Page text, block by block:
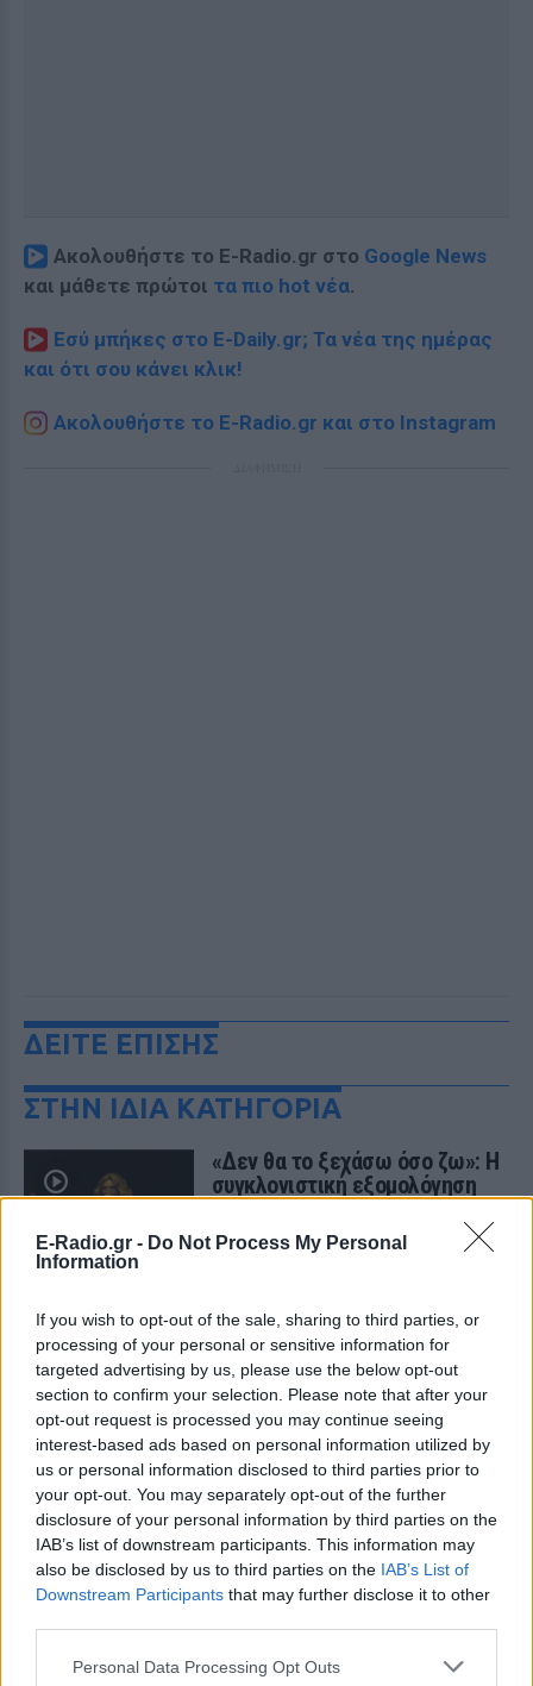
E-Radio.gr - Do Not Process My Personal
Information
If you wish to opt-out of the sale, sharing to third parties, or
processing of your personal or sensitive information for
targeted advertising by us, please use the below opt-out
section to confirm your selection. Please note that after your
opt-out request is processed you may continue seeing
interest-based ads based on personal information utilized by
us or personal information disclosed to third parties prior to
your opt-out. You may separately opt-out of the further
disclosure of your personal information by third parties on the
IAB’s list of downstream participants. This information may
also be disclosed by us to third parties on the IAB’s List of
Downstream Participants that may further disclose it to other
Personal Data Processing Opt Outs
Ακολουθήστε το E-Radio.gr στο Google News
και μάθετε πρώτοι τα πιο hot νέα.
Εσύ μπήκες στο E-Daily.gr; Τα νέα της ημέρας
και ότι σου κάνει κλικ!
Ακολουθήστε το E-Radio.gr και στο Instagram
ΔΕΙΤΕ ΕΠΙΣΗΣ
ΣΤΗΝ ΙΔΙΑ ΚΑΤΗΓΟΡΙΑ
«Δεν θα το ξεχάσω όσο ζω»: Η
συγκλονιστική εξομολόγηση
της Αγγελικής Ηλιάδη για τη
στιγμή που είδε τον Ιησού
το Instagram μια εμπειρία που λέει πως
έζησε όταν ο γιος της νοσηλευόταν στο
νοσοκομείο της Αρτας.
Η Ιωάννα Τούνη δημοσίευσε
υλικό από τις διακοπές της στη
Μύκονο: Όσο και αν έχω
ταξιδέψει, αυτός είναι ο
αγαπημένος μου προορισμός
ΣΉΜΕΡΑ
Η Instagrammer έδειξε στους
διαδικτυακούς της ακόλουθους εικόνες
από την απόδρασή της
Ο Λάκης Γαβαλάς έκλεισε τα 74
και μοιράστηκε ένα μήνυμα που
συγκίνησε ‑ Τι έγραψε για τη